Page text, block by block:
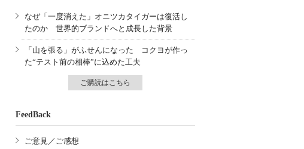
なぜ「一度消えた」オニツカタイガーは復活し
たのか 世界的ブランドへと成長した背景
「山を張る」がふせんになった コクヨが作っ
た“テスト前の相棒”に込めた工夫
ご購読はこちら
FeedBack
ご意見／ご感想